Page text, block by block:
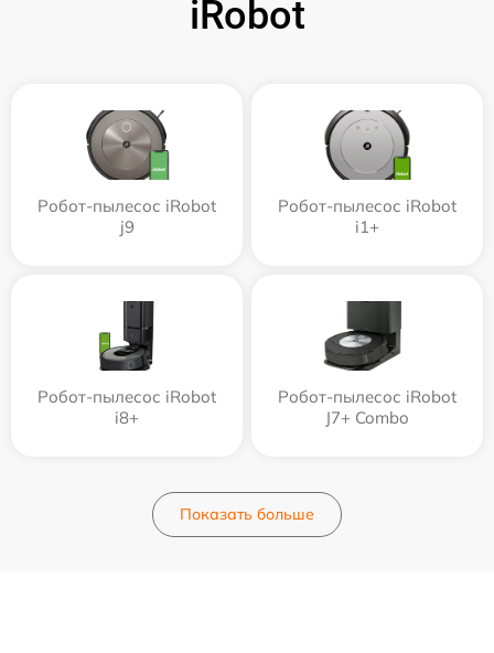
iRobot
Робот-пылесос iRobot
j9
Робот-пылесос iRobot
i1+
Робот-пылесос iRobot
i8+
Робот-пылесос iRobot
J7+ Combo
Показать больше